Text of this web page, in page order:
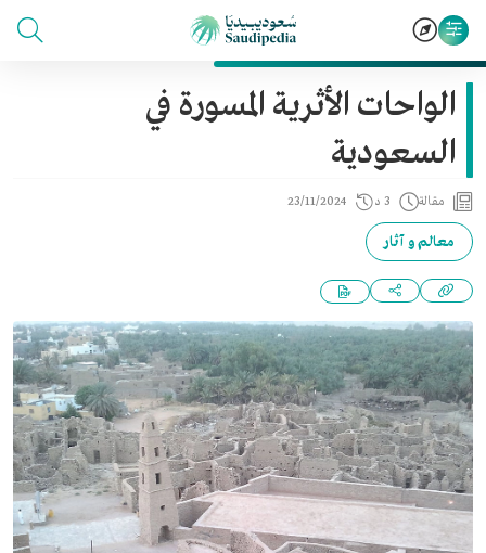
الواحات الأثرية المسورة في
السعودية
مقالة 3 د 23/11/2024
معالم و آثار